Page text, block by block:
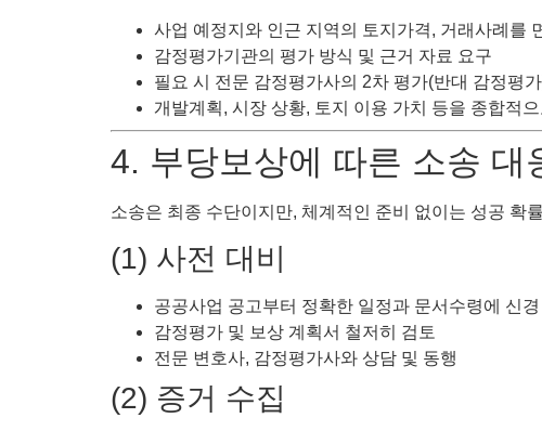
사업 예정지와 인근 지역의 토지가격, 거래사례를
감정평가기관의 평가 방식 및 근거 자료 요구
필요 시 전문 감정평가사의 2차 평가(반대 감정평가
개발계획, 시장 상황, 토지 이용 가치 등을 종합적
4. 부당보상에 따른 소송 대
소송은 최종 수단이지만, 체계적인 준비 없이는 성공 확
(1) 사전 대비
공공사업 공고부터 정확한 일정과 문서수령에 신경
감정평가 및 보상 계획서 철저히 검토
전문 변호사, 감정평가사와 상담 및 동행
(2) 증거 수집